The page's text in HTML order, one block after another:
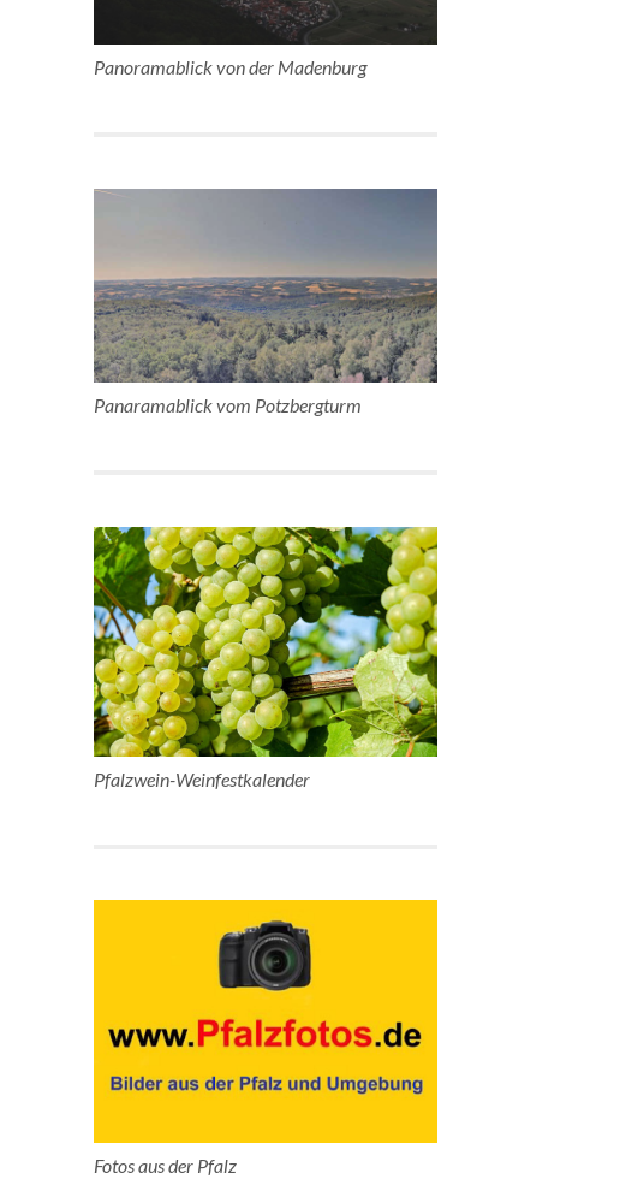
Panoramablick von der Madenburg
Panaramablick vom Potzbergturm
Pfalzwein-Weinfestkalender
Fotos aus der Pfalz